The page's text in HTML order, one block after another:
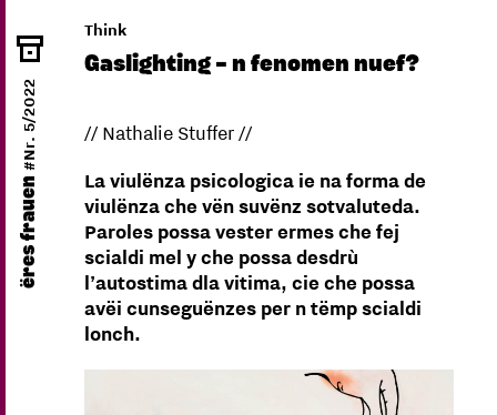
ëres frauen
#Nr. 5/2022
Think
Gaslighting – n fenomen nuef?
// Nathalie Stuffer //
La viulënza psicologica ie na forma de
viulënza che vën suvënz sotvaluteda.
Paroles possa vester ermes che fej
scialdi mel y che possa desdrù
l’autostima dla vitima, cie che possa
avëi cunseguënzes per n tëmp scialdi
lonch.